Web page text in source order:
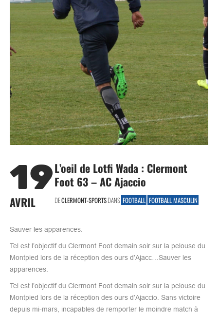
19
AVRIL
L’oeil de Lotfi Wada : Clermont
Foot 63 – AC Ajaccio
DECLERMONT-SPORTSDANS FOOTBALL FOOTBALL MASCULIN
Sauver les apparences.
Tel est l’objectif du Clermont Foot demain soir sur la pelouse du
Montpied lors de la réception des ours d’Ajacc…Sauver les
apparences.
Tel est l’objectif du Clermont Foot demain soir sur la pelouse du
Montpied lors de la réception des ours d’Ajaccio. Sans victoire
depuis mi-mars, incapables de remporter le moindre match à